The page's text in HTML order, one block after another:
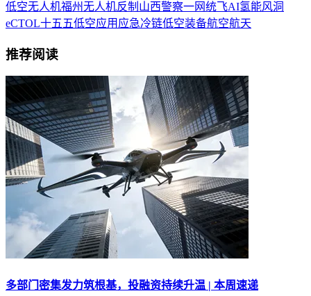
低空无人机福州无人机反制 山西警察一网统飞AI氢能风洞
eCTOL十五五低空应用 应急冷链低空装备航空航天
推荐阅读
多部门密集发力筑根基，投融资持续升温 | 本周速递